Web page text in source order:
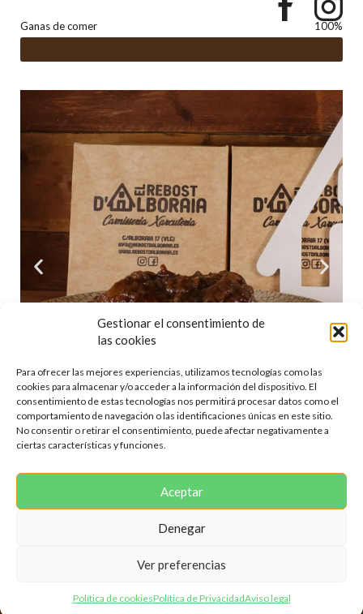
Gestionar el consentimiento de
las cookies
Para ofrecer las mejores experiencias, utilizamos tecnologías como las
cookies para almacenar y/o acceder a la información del dispositivo. El
consentimiento de estas tecnologías nos permitirá procesar datos como el
comportamiento de navegación o las identificaciones únicas en este sitio.
No consentir o retirar el consentimiento, puede afectar negativamente a
ciertas características y funciones.
Aceptar
Denegar
Ver preferencias
Política de cookiesPolítica de PrivacidadAviso legal
Ganas de comer 100%
Copyright © 2025 El Rebost d’Alboraia. Todos los Derechos
Reservados | Web programada por